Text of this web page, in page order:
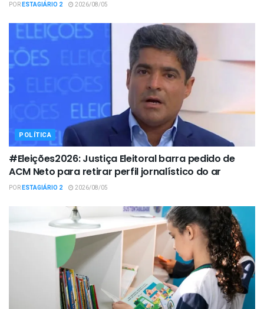
PORESTAGIÁRIO 2 2026/08/05
POLÍTICA
#Eleições2026: Justiça Eleitoral barra pedido de
ACM Neto para retirar perfil jornalístico do ar
PORESTAGIÁRIO 2 2026/08/05